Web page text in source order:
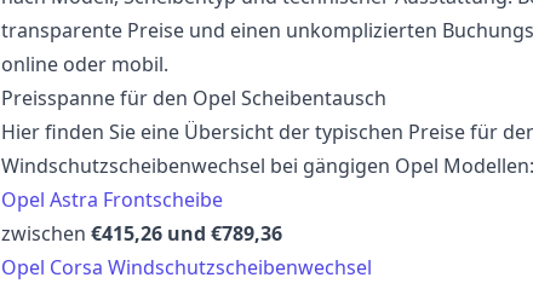
transparente Preise und einen unkomplizierten
online oder mobil.
Preisspanne für den Opel Scheibentausch
Hier finden Sie eine Übersicht der typischen Preise für
Windschutzscheibenwechsel bei gängigen Opel Modellen:
Opel Astra Frontscheibe
zwischen €415,26 und €789,36
Opel Corsa Windschutzscheibenwechsel